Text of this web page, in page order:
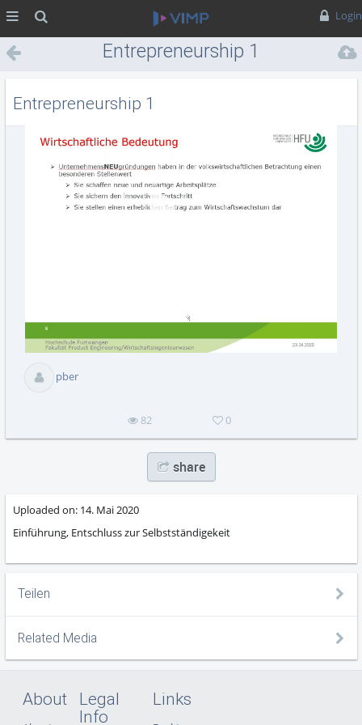
Login
Entrepreneurship 1
Entrepreneurship 1
pber
82 0
share
Uploaded on: 14. Mai 2020
Einführung, Entschluss zur Selbstständigekeit
Teilen
Related Media
About
Legal
Info
Links